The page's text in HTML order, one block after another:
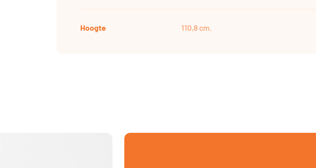
Hoogte 110,8 cm.